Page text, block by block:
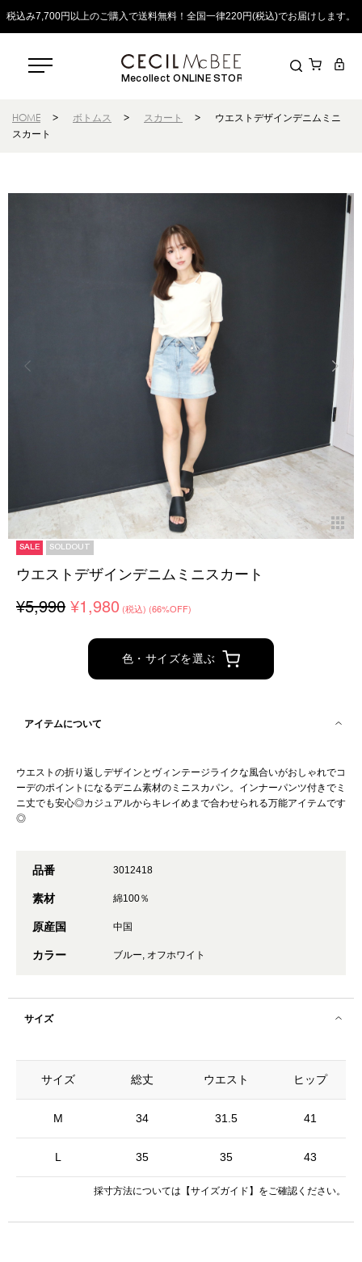
税込み7,700円以上のご購入で送料無料！全国一律220円(税込)でお届けします。
Mecollect ONLINE STORE
HOME > ボトムス > スカート >
ウエストデザインデニムミニ
スカート
SALE SOLDOUT
ウエストデザインデニムミニスカート
¥5,990 ¥1,980 (税込) (66%OFF)
色・サイズを選ぶ
アイテムについて
ウエストの折り返しデザインとヴィンテージライクな風合いがおしゃれでコ
ーデのポイントになるデニム素材のミニスカパン。インナーパンツ付きでミ
ニ丈でも安心◎カジュアルからキレイめまで合わせられる万能アイテムです
◎
品番 3012418
素材 綿100％
原産国 中国
カラー ブルー, オフホワイト
サイズ
サイズ
M
L
総丈 ウエスト ヒップ
34 31.5 41
35 35 43
採寸方法については 【サイズガイド】 をご確認ください。